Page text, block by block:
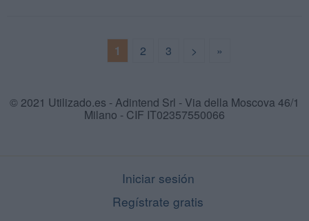
1 2 3 > »
© 2021 Utilizado.es - Adintend Srl - Via della Moscova 46/1
Milano - CIF IT02357550066
Iniciar sesión
Regístrate gratis